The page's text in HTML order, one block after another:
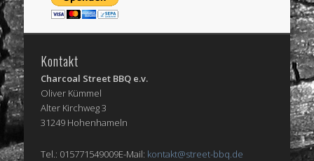
Kontakt
Charcoal Street BBQ e.v.
Oliver Kümmel
Alter Kirchweg 3
31249 Hohenhameln
Tel.: 015771549009E-Mail: kontakt@street-bbq.de